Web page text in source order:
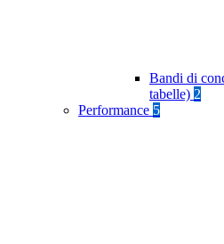
Bandi di
tabelle) 2
Performance 5